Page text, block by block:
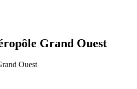
Grand Ouest
Ouest